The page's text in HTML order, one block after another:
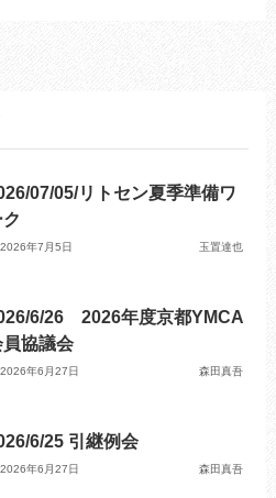
07/05/リトセン夏季準備ワ
2026年7月5日 玉置達也
6/26 2026年度京都YMCA
員協議会
2026年6月27日 森田真吾
6/25 引継例会
2026年6月27日 森田真吾